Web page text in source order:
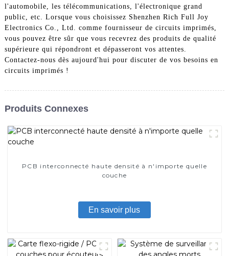
l'automobile, les télécommunications, l'électronique grand
public, etc. Lorsque vous choisissez Shenzhen Rich Full Joy
Electronics Co., Ltd. comme fournisseur de circuits imprimés,
vous pouvez être sûr que vous recevrez des produits de qualité
supérieure qui répondront et dépasseront vos attentes.
Contactez-nous dès aujourd'hui pour discuter de vos besoins en
circuits imprimés !
Produits Connexes
PCB interconnecté haute densité à n'importe quelle
couche
En savoir plus